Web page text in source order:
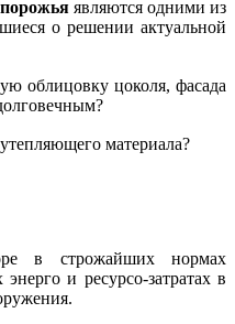
являются одними из
о решении актуальной
облицовку цоколя, фасада
материала?
в строжайших нормах
и ресурсо-затратах в